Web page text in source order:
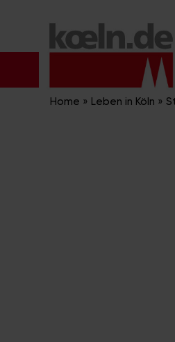
Inhalt
Home » Leben in Köln »